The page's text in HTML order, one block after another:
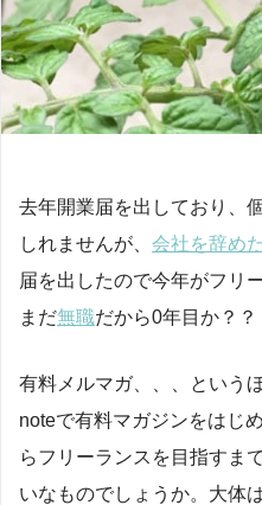
去年開業届を出しており、
しれませんが、 会社を辞め
届を出したので今年がフリ
まだ無職だから0年目か？？
有料メルマガ、、、という
noteで有料マガジンをはじ
らフリーランスを目指すま
いなものでしょうか。大体